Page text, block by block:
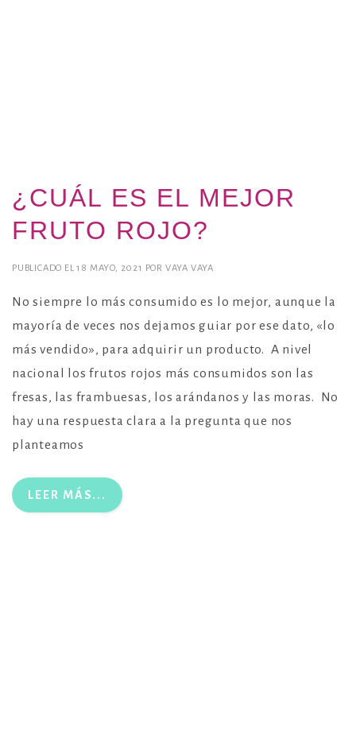
¿CUÁL ES EL MEJOR
FRUTO ROJO?
PUBLICADO EL18 MAYO, 2021 POR VAYA VAYA
No siempre lo más consumido es lo mejor, aunque la
mayoría de veces nos dejamos guiar por ese dato, «lo
más vendido», para adquirir un producto. A nivel
nacional los frutos rojos más consumidos son las
fresas, las frambuesas, los arándanos y las moras. No
hay una respuesta clara a la pregunta que nos
planteamos
LEER MÁS...